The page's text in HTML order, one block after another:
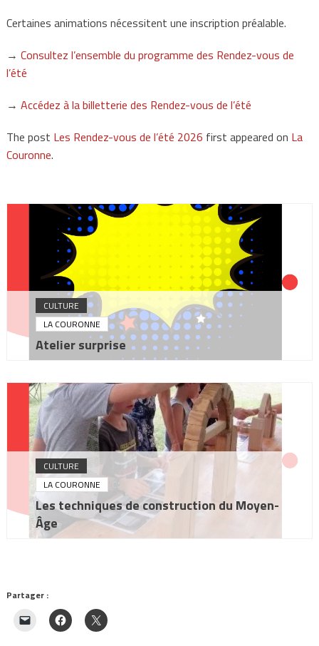
Certaines animations nécessitent une inscription préalable.
→ Consultez l’ensemble du programme des Rendez-vous de
l’été
→ Accédez à la billetterie des Rendez-vous de l’été
The post Les Rendez-vous de l’été 2026 first appeared on La
Couronne.
CULTURE
LA COURONNE
Atelier surprise
CULTURE
LA COURONNE
Les techniques de construction du Moyen-
Âge
Partager :